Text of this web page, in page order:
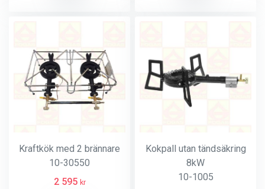
Kraftkök med 2 brännare
10-30550
2 595 kr
Kokpall utan tändsäkring
8kW
10-1005